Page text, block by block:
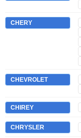
CHERY
CHEVROLET
CHIREY
CHRYSLER